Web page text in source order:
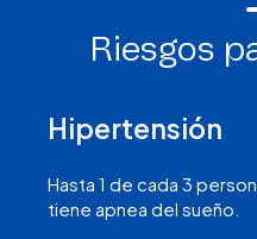
Riesgos
Hipertensión
Hasta 1 de cada 3
tiene apnea del sueño.